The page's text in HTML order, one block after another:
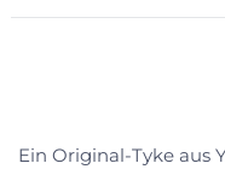
Ein Original-Tyke aus